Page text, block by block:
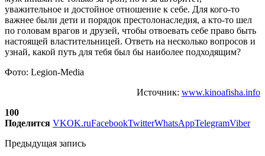
уважительное и достойное отношение к себе. Для кого-то
важнее были дети и порядок престолонаследия, а кто-то шел
по головам врагов и друзей, чтобы отвоевать себе право быть
настоящей властительницей. Ответь на несколько вопросов и
узнай, какой путь для тебя был бы наиболее подходящим?
Фото: Legion-Media
Источник: www.kinoafisha.info
100
Поделится VKOK.ruFacebookTwitterWhatsAppTelegramViber
Предыдущая запись